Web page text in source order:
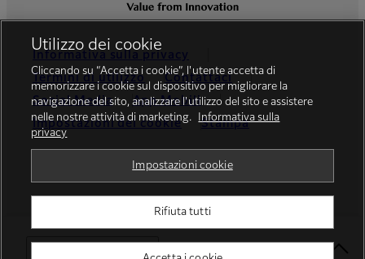
Informativa sulla privacy
Termini di utilizzo
Contattaci
Social Media
App Mobili
Impostazioni dei cookie
Stampa
© FUJIFILM Europe GmbH
Utilizzo dei cookie
Cliccando su “Accetta i cookie”, l'utente accetta di
memorizzare i cookie sul dispositivo per migliorare la
navigazione del sito, analizzare l'utilizzo del sito e assistere
nelle nostre attività di marketing.
Informativa sulla
privacy
Impostazioni cookie
Rifiuta tutti